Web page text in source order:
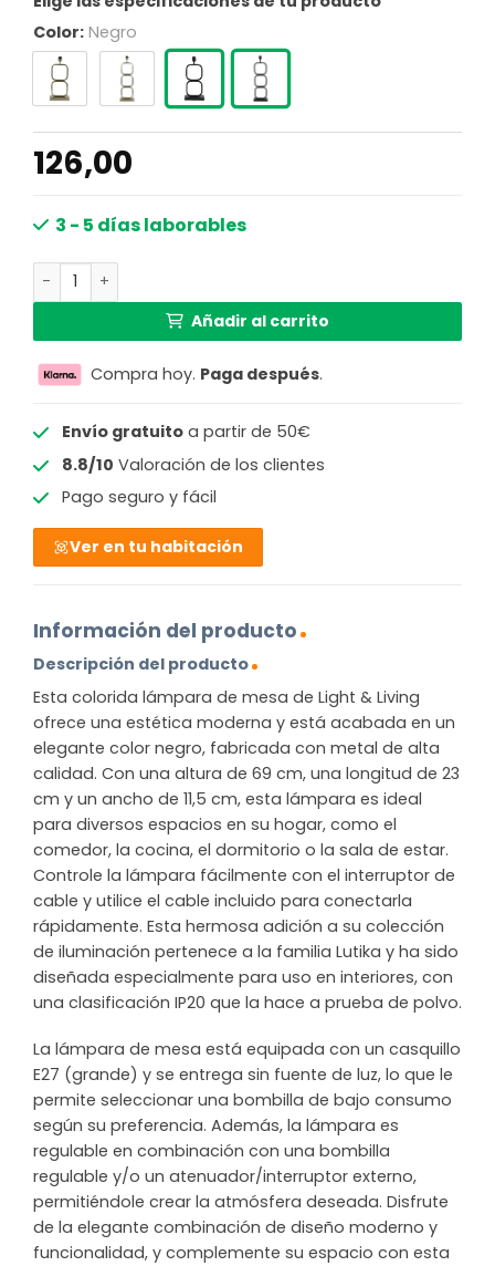
Color: Negro
126,00
3 - 5 días laborables
Lámpara de mesa colorida Light & Living Lutika con
Añadir al carrito
Compra hoy. Paga después.
Envío gratuitoa partir de 50€
8.8/10 Valoración de los clientes
Pago seguro y fácil
Ver en tu habitación
Información del producto
Descripción del producto
Esta colorida lámpara de mesa de Light & Living
ofrece una estética moderna y está acabada en un
elegante color negro, fabricada con metal de alta
calidad. Con una altura de 69 cm, una longitud de 23
cm y un ancho de 11,5 cm, esta lámpara es ideal
para diversos espacios en su hogar, como el
comedor, la cocina, el dormitorio o la sala de estar.
Controle la lámpara fácilmente con el interruptor de
cable y utilice el cable incluido para conectarla
rápidamente. Esta hermosa adición a su colección
de iluminación pertenece a la familia Lutika y ha sido
diseñada especialmente para uso en interiores, con
una clasificación IP20 que la hace a prueba de polvo.
La lámpara de mesa está equipada con un casquillo
E27 (grande) y se entrega sin fuente de luz, lo que le
permite seleccionar una bombilla de bajo consumo
según su preferencia. Además, la lámpara es
regulable en combinación con una bombilla
regulable y/o un atenuador/interruptor externo,
permitiéndole crear la atmósfera deseada. Disfrute
de la elegante combinación de diseño moderno y
funcionalidad, y complemente su espacio con esta